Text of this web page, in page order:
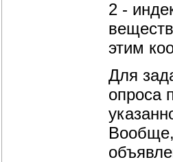
2 -
этим
Для
опроса